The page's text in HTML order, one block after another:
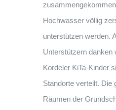
Hochwasser völlig
unterstützen werden.
Unterstützern danken
Kordeler KiTa-Kinder
Standorte verteilt. Die
Räumen der